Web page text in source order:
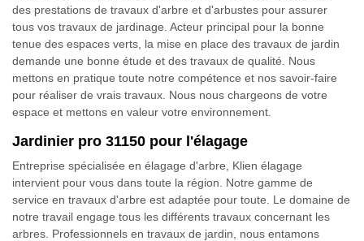
des prestations de travaux d'arbre et d'arbustes pour assurer
tous vos travaux de jardinage. Acteur principal pour la bonne
tenue des espaces verts, la mise en place des travaux de jardin
demande une bonne étude et des travaux de qualité. Nous
mettons en pratique toute notre compétence et nos savoir-faire
pour réaliser de vrais travaux. Nous nous chargeons de votre
espace et mettons en valeur votre environnement.
Jardinier pro 31150 pour l'élagage
Entreprise spécialisée en élagage d'arbre, Klien élagage
intervient pour vous dans toute la région. Notre gamme de
service en travaux d'arbre est adaptée pour toute. Le domaine de
notre travail engage tous les différents travaux concernant les
arbres. Professionnels en travaux de jardin, nous entamons